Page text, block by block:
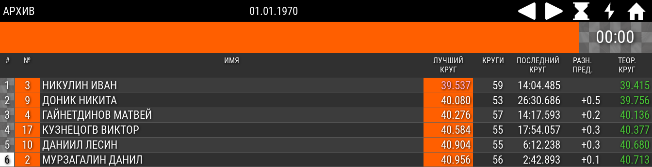
АРХИВ 01.01.1970
00:00
# № ИМЯ
ЛУЧШИЙ
КРУГ
КРУГИ
ПОСЛЕДНИЙ
КРУГ
РАЗН.
ПРЕД.
ТЕОР.
КРУГ
1 3 НИКУЛИН ИВАН 39.537 59 14:04.485
39.415
2
9 ДОНИК НИКИТА 40.080 53 26:30.686 +0.5
39.756
3
4 ГАЙНЕТДИНОВ МАТВЕЙ 40.276 57 14:17.593 +0.2
40.136
4
17 КУЗНЕЦОГВ ВИКТОР 40.584 55 17:54.057 +0.3
40.377
5
10 ДАНИИЛ ЛЕСИН 40.904 55 6:12.238 +0.3
40.680
6
2 МУРЗАГАЛИН ДАНИЛ 40.956 56 2:42.893 +0.1
40.713